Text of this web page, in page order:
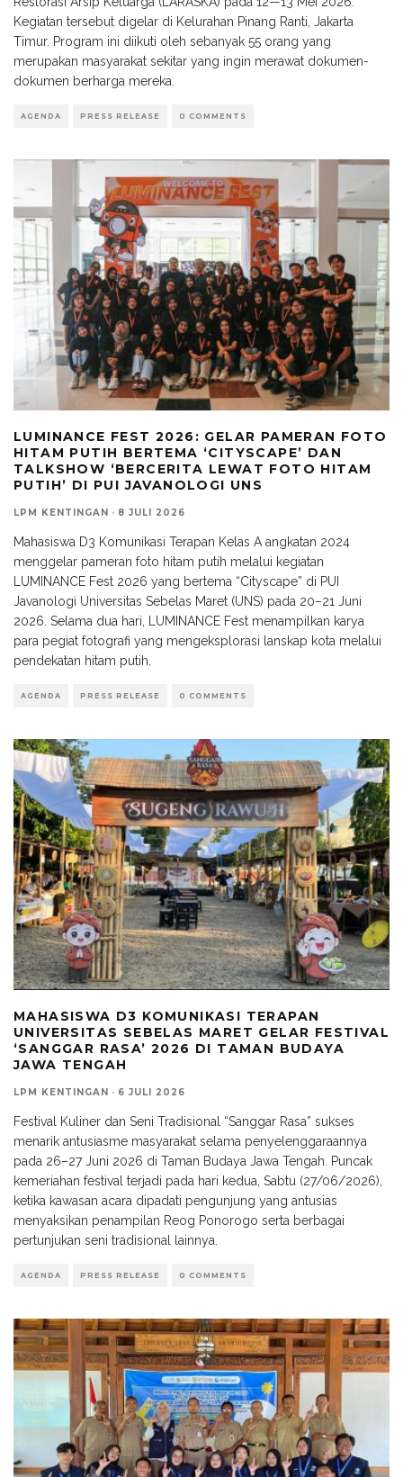
Kegiatan tersebut digelar di Kelurahan Pinang Ranti, Jakarta
Timur. Program ini diikuti oleh sebanyak 55 orang yang
merupakan masyarakat sekitar yang ingin merawat dokumen-
dokumen berharga mereka.
AGENDA PRESS RELEASE 0 COMMENTS
LUMINANCE FEST 2026: GELAR PAMERAN FOTO
HITAM PUTIH BERTEMA ‘CITYSCAPE’ DAN
TALKSHOW ‘BERCERITA LEWAT FOTO HITAM
PUTIH’ DI PUI JAVANOLOGI UNS
LPM KENTINGAN · 8 JULI 2026
Mahasiswa D3 Komunikasi Terapan Kelas A angkatan 2024
menggelar pameran foto hitam putih melalui kegiatan
LUMINANCE Fest 2026 yang bertema “Cityscape” di PUI
Javanologi Universitas Sebelas Maret (UNS) pada 20–21 Juni
2026. Selama dua hari, LUMINANCE Fest menampilkan karya
para pegiat fotografi yang mengeksplorasi lanskap kota melalui
pendekatan hitam putih.
AGENDA PRESS RELEASE 0 COMMENTS
MAHASISWA D3 KOMUNIKASI TERAPAN
UNIVERSITAS SEBELAS MARET GELAR FESTIVAL
‘SANGGAR RASA’ 2026 DI TAMAN BUDAYA
JAWA TENGAH
LPM KENTINGAN · 6 JULI 2026
Festival Kuliner dan Seni Tradisional “Sanggar Rasa” sukses
menarik antusiasme masyarakat selama penyelenggaraannya
pada 26–27 Juni 2026 di Taman Budaya Jawa Tengah. Puncak
kemeriahan festival terjadi pada hari kedua, Sabtu (27/06/2026),
ketika kawasan acara dipadati pengunjung yang antusias
menyaksikan penampilan Reog Ponorogo serta berbagai
pertunjukan seni tradisional lainnya.
AGENDA PRESS RELEASE 0 COMMENTS